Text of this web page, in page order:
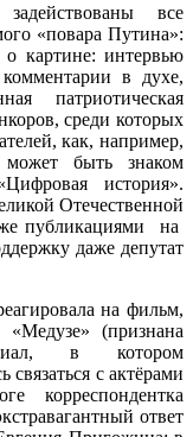
все
«повара Путина»:
картине: интервью
в духе,
патриотическая
среди которых
как, например,
быть знаком
история».
Отечественной
публикациями на
даже депутат
на фильм,
(признана
в котором
с актёрами
ответ